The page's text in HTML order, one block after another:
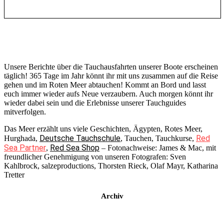
Unsere Berichte über die Tauchausfahrten unserer Boote erscheinen
täglich! 365 Tage im Jahr könnt ihr mit uns zusammen auf die Reise
gehen und im Roten Meer abtauchen! Kommt an Bord und lasst
euch immer wieder aufs Neue verzaubern. Auch morgen könnt ihr
wieder dabei sein und die Erlebnisse unserer Tauchguides
mitverfolgen.
Das Meer erzählt uns viele Geschichten, Ägypten, Rotes Meer,
Hurghada, Deutsche Tauchschule, Tauchen, Tauchkurse, Red
Sea Partner, Red Sea Shop – Fotonachweise: James & Mac, mit
freundlicher Genehmigung von unseren Fotografen: Sven
Kahlbrock, salzeproductions, Thorsten Rieck, Olaf Mayr, Katharina
Tretter
Archiv